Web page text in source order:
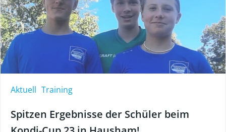
Aktuell Training
Spitzen Ergebnisse der Schüler beim